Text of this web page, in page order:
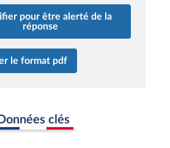
pour être alerté de la
réponse
le format pdf
Données clés